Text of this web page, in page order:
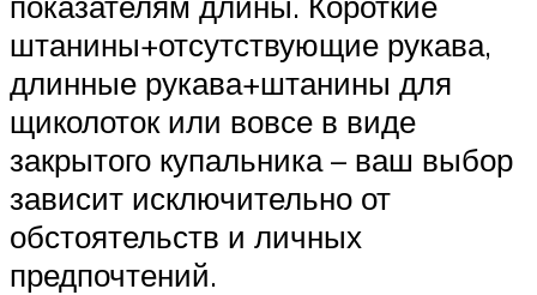
штанины+отсутствующие рукава,
длинные рукава+штанины для
щиколоток или вовсе в виде
закрытого купальника – ваш выбор
зависит исключительно от
обстоятельств и личных
предпочтений.